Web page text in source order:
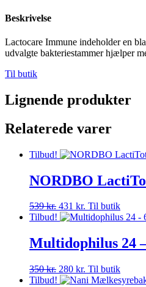
Beskrivelse
Lactocare Immune indeholder en
udvalgte bakteriestammer hjælper
Til butik
Lignende produkter
Relaterede varer
Tilbud!
NORDBO
539kr. Den
oprindelige
var:
539 kr..
431 kr. Den
aktuelle
er:
431 kr..
Til butik
Tilbud!
Multidophilus 24
350kr. Den
oprindelige
280 kr. Den
aktuelle
Til butik
Tilbud!